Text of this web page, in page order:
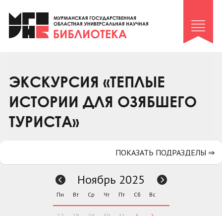
Клуб «Гиря и сельдерей»
Клуб «Семейный архив»
Коллегам
Контакты
ЭКСКУРСИЯ «ТЕПЛЫЕ
ИСТОРИИ ДЛЯ ОЗЯБШЕГО
ТУРИСТА»
ПОКАЗАТЬ ПОДРАЗДЕЛЫ ⇒
Ноябрь 2025
Пн Вт Ср Чт Пт Сб Вс